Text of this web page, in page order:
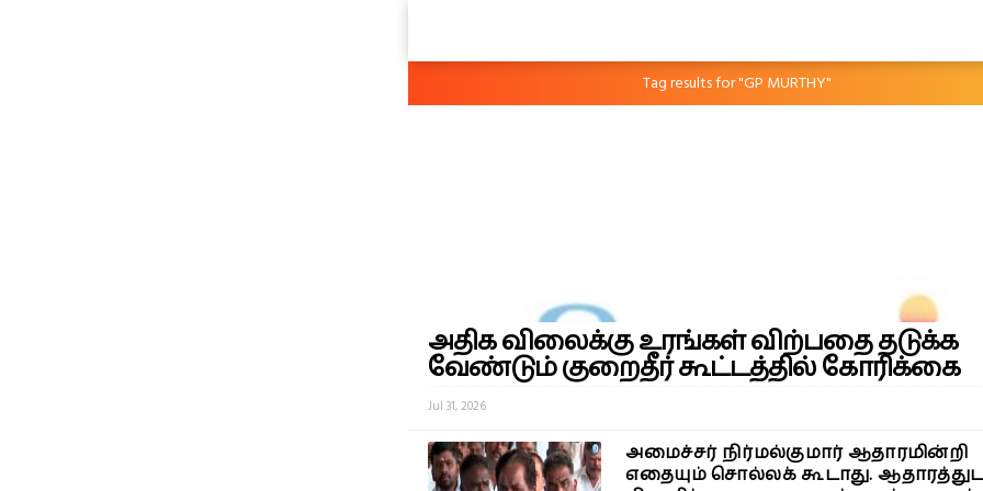
Tag results for "GP MURTHY"
அதிக விலைக்கு உரங்கள் விற்பதை தடுக்க
வேண்டும் குறைதீர் கூட்டத்தில் கோரிக்கை
Jul 31, 2026
அமைச்சர் நிர்மல்குமார் ஆதாரமின்றி
எதையும் சொல்லக் கூடாது.